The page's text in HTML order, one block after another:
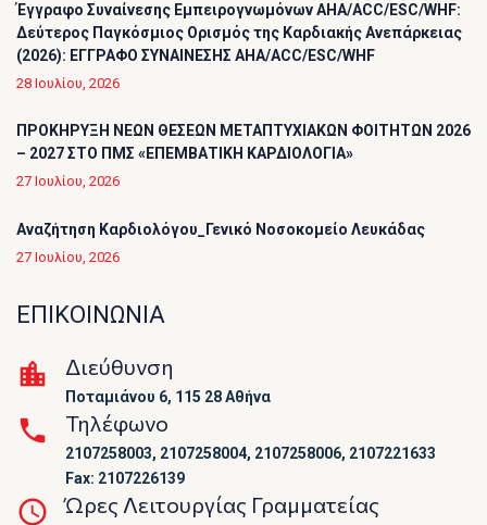
Έγγραφο Συναίνεσης Εμπειρογνωμόνων AHA/ACC/ESC/WHF:
Δεύτερος Παγκόσμιος Ορισμός της Καρδιακής Ανεπάρκειας
(2026): ΕΓΓΡΑΦΟ ΣΥΝΑΙΝΕΣΗΣ AHA/ACC/ESC/WHF
28 Ιουλίου, 2026
ΠΡΟΚΗΡΥΞΗ ΝΕΩΝ ΘΕΣΕΩΝ ΜΕΤΑΠΤΥΧΙΑΚΩΝ ΦΟΙΤΗΤΩΝ 2026
– 2027 ΣΤΟ ΠΜΣ «ΕΠΕΜΒΑΤΙΚΗ ΚΑΡΔΙΟΛΟΓΙΑ»
27 Ιουλίου, 2026
Αναζήτηση Καρδιολόγου_Γενικό Νοσοκομείο Λευκάδας
27 Ιουλίου, 2026
ΕΠΙΚΟΙΝΩΝΙΑ
Διεύθυνση
Ποταμιάνου 6, 115 28 Αθήνα
Τηλέφωνο
2107258003, 2107258004, 2107258006, 2107221633
Fax: 2107226139
Ώρες Λειτουργίας Γραμματείας